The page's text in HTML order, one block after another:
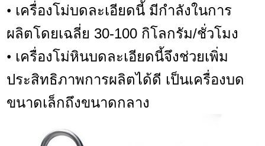
• เครื่องโม่บดละเอียดนี้ มีกำลังในการ
ผลิตโดยเฉลี่ย 30-100 กิโลกรัม/ชั่วโมง
• เครื่องโม่หินบดละเอียดนี้จึงช่วยเพิ่ม
ประสิทธิภาพการผลิตได้ดี เป็นเครื่องบด
ขนาดเล็กถึงขนาดกลาง